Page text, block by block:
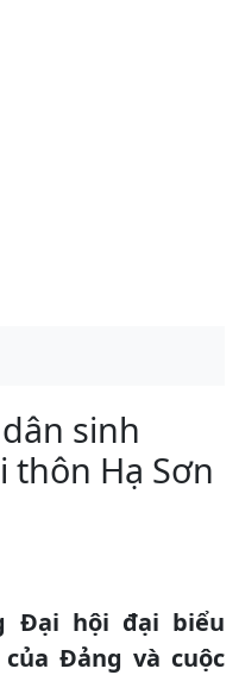
sinh
thôn Hạ Sơn
Đại hội đại biểu
Đảng và cuộc